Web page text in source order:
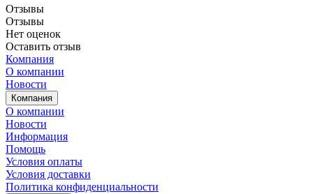
Отзывы
Отзывы
Нет оценок
Оставить отзыв
Компания
О компании
Новости
Компания
О компании
Новости
Информация
Помощь
Условия оплаты
Условия доставки
Политика конфиденциальности